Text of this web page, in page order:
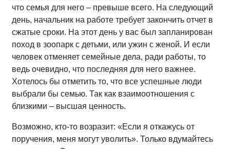
что семья для него – превыше всего. На следующий
день, начальник на работе требует закончить отчет в
сжатые сроки. На этот день у вас был запланирован
поход в зоопарк с детьми, или ужин с женой. И если
человек отменяет семейные дела, ради работы, то
ведь очевидно, что последняя для него важнее.
Хотелось бы отметить то, что все успешные люди
выбрали бы семью. Так как взаимоотношения с
близкими – высшая ценность.
Возможно, кто-то возразит: «Если я откажусь от
поручения, меня могут уволить». Только вдумайтесь